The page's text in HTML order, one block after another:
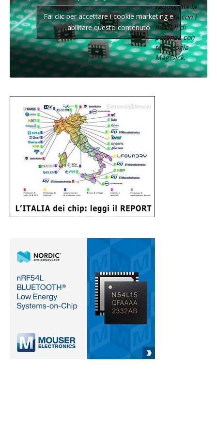
raddoppia la
densità con i
moduli di
potenza con
tecnologia
MagPack.
Fai clic per accettare i cookie marketing e
abilitare questo contenuto